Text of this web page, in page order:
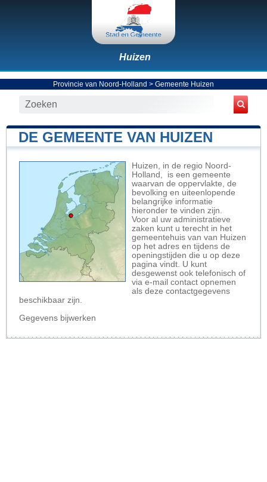
Huizen
Provincie van Noord-Holland > Gemeente Huizen
DE GEMEENTE VAN HUIZEN
Huizen, in de regio Noord-
Holland, is een gemeente
waarvan de oppervlakte, de
bevolking en uiteenlopende
belangrijke informatie
hieronder te vinden zijn.
Voor al uw administratieve
zaken kunt u terecht in het
gemeentehuis van van Huizen
op het adres en tijdens de
openingstijden die u op deze
pagina vindt. U kunt
desgewenst ook telefonisch of
via e-mail contact opnemen
als deze contactgegevens
beschikbaar zijn.
Gegevens bijwerken